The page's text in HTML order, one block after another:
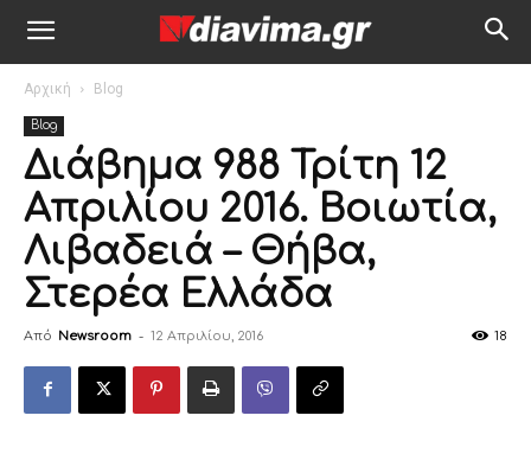
Αρχική Blog
Blog
Διάβημα 988 Τρίτη 12
Απριλίου 2016. Βοιωτία,
Λιβαδειά – Θήβα,
Στερέα Ελλάδα
Από Newsroom - 12 Απριλίου, 2016 18